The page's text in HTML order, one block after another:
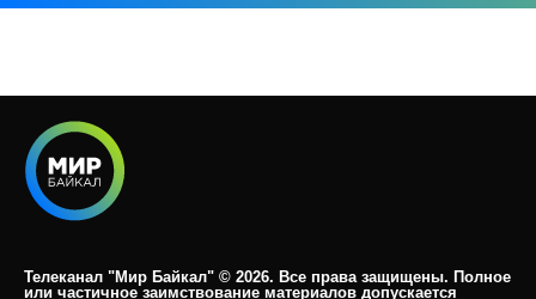
Телеканал "Мир Байкал" © 2026. Все права защищены. Полное
или частичное заимствование материалов допускается